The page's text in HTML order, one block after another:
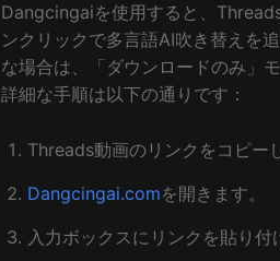
Dangcingaiを使用すると、
ンクリックで多言語AI吹き替えを
な場合は、「ダウンロードのみ」
詳細な手順は以下の通りです：
Threads動画のリンクをコピー
Dangcingai.comを開きます。
入力ボックスにリンクを貼り付